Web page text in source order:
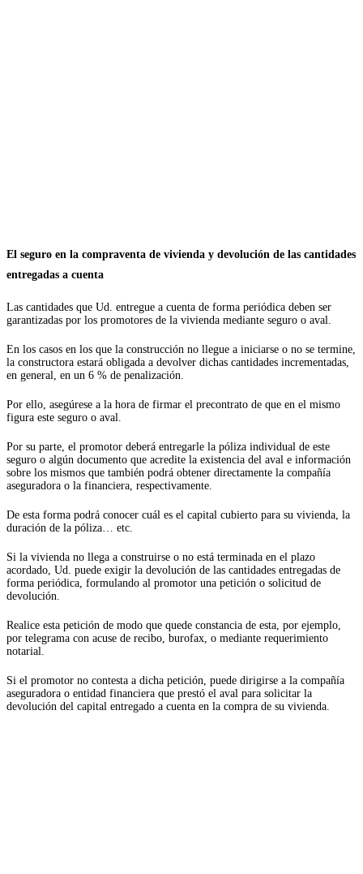
El seguro en la compraventa de vivienda y devolución de las cantidades
entregadas a cuenta
Las cantidades que Ud. entregue a cuenta de forma periódica deben ser
garantizadas por los promotores de la vivienda mediante seguro o aval.
En los casos en los que la construcción no llegue a iniciarse o no se termine,
la constructora estará obligada a devolver dichas cantidades incrementadas,
en general, en un 6 % de penalización.
Por ello, asegúrese a la hora de firmar el precontrato de que en el mismo
figura este seguro o aval.
Por su parte, el promotor deberá entregarle la póliza individual de este
seguro o algún documento que acredite la existencia del aval e información
sobre los mismos que también podrá obtener directamente la compañía
aseguradora o la financiera, respectivamente.
De esta forma podrá conocer cuál es el capital cubierto para su vivienda, la
duración de la póliza… etc.
Si la vivienda no llega a construirse o no está terminada en el plazo
acordado, Ud. puede exigir la devolución de las cantidades entregadas de
forma periódica, formulando al promotor una petición o solicitud de
devolución.
Realice esta petición de modo que quede constancia de esta, por ejemplo,
por telegrama con acuse de recibo, burofax, o mediante requerimiento
notarial.
Si el promotor no contesta a dicha petición, puede dirigirse a la compañía
aseguradora o entidad financiera que prestó el aval para solicitar la
devolución del capital entregado a cuenta en la compra de su vivienda.